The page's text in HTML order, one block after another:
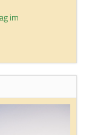
im